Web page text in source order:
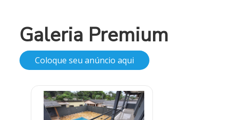
Galeria Premium
Coloque seu anúncio aqui